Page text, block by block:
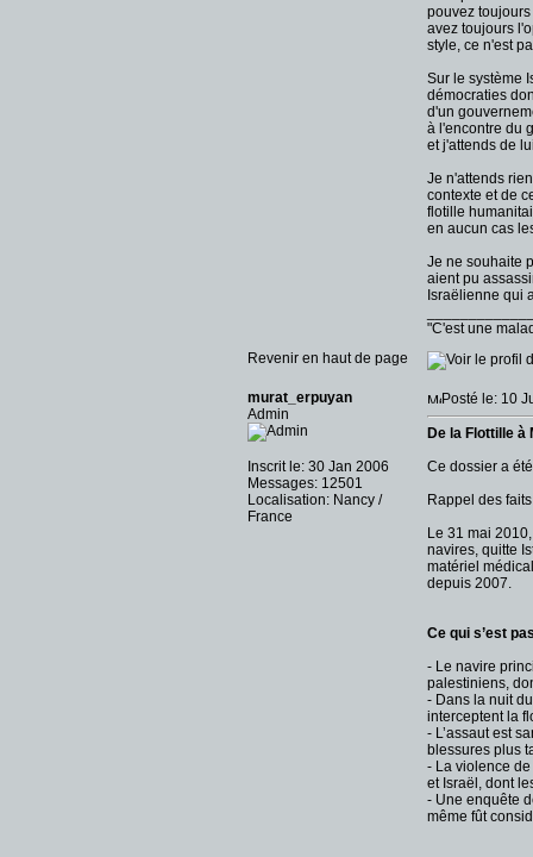
pouvez
avez toujours
style, ce n'est
Sur le système
démocraties
d'un
à l'encontre du
et j'attends de
Je n'attends
contexte et de
flotille
en aucun cas
Je ne souhaite
aient pu
Israëlienne qui
"C'est une
Revenir en haut de page
murat_erpuyan
Admin
Inscrit le: 30 Jan 2006
Messages: 12501
Localisation: Nancy /
France
Posté le: 10
De la Flottille à
Ce dossier a
Rappel des
Le 31 mai
navires, quitte
matériel
depuis 2007.
Ce qui s’est
- Le navire
palestiniens,
- Dans la nuit
interceptent la
- L’assaut est
blessures plus
- La violence
et Israël, dont
- Une enquête
même fût